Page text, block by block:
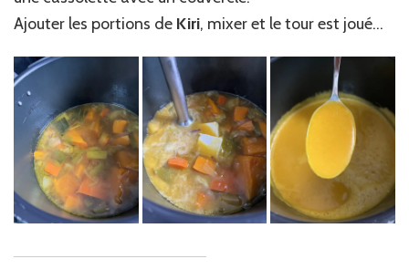
Ajouter les portions de Kiri, mixer et le tour est joué…